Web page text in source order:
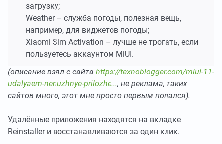
загрузку;
Weather – служба погоды, полезная вещь,
например, для виджетов погоды;
Xiaomi Sim Activation – лучше не трогать, если
пользуетесь аккаунтом MiUI.
(описание взял с сайта https://texnoblogger.com/miui-11-
udalyaem-nenuzhnye-prilozhe..., не реклама, таких
сайтов много, этот мне просто первым попался).
Удалённые приложения находятся на вкладке
Reinstaller и восстанавливаются за один клик.